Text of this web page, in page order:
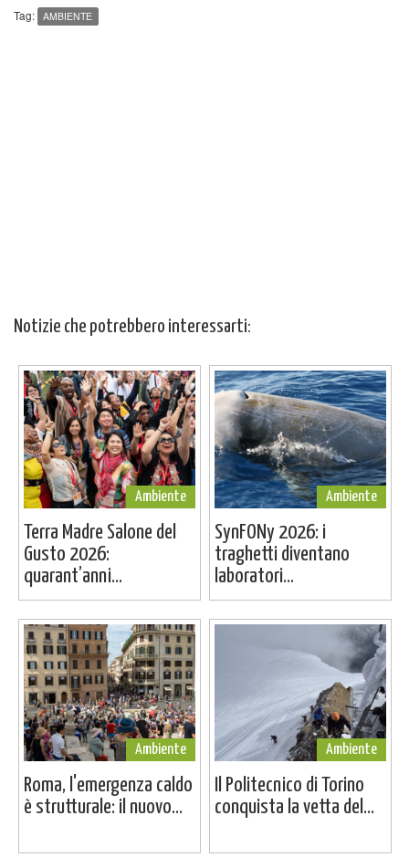
Tag: AMBIENTE
Notizie che potrebbero interessarti:
Ambiente
Terra Madre Salone del
Gusto 2026:
quarant’anni...
Ambiente
SynFONy 2026: i
traghetti diventano
laboratori...
Ambiente
Roma, l'emergenza caldo
è strutturale: il nuovo...
Ambiente
Il Politecnico di Torino
conquista la vetta del...